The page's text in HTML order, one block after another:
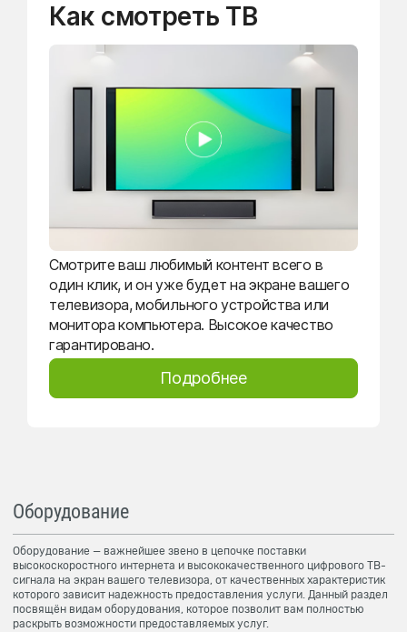
Как смотреть ТВ
Смотрите ваш любимый контент всего в
один клик, и он уже будет на экране вашего
телевизора, мобильного устройства или
монитора компьютера. Высокое качество
гарантировано.
Подробнее
Оборудование
Оборудование — важнейшее звено в цепочке поставки
высокоскоростного интернета и высококачественного цифрового ТВ-
сигнала на экран вашего телевизора, от качественных характеристик
которого зависит надежность предоставления услуги. Данный раздел
посвящён видам оборудования, которое позволит вам полностью
раскрыть возможности предоставляемых услуг.